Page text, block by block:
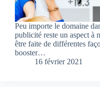
Peu importe le domaine
publicité reste un aspect à
être faite de différentes
booster…
16 février 2021